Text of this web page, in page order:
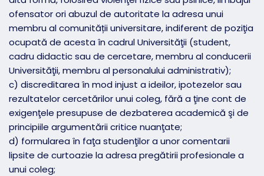
ofensator ori abuzul de autoritate la adresa unui
membru al comunității universitare, indiferent de poziţia
ocupată de acesta în cadrul Universităţii (student,
cadru didactic sau de cercetare, membru al conducerii
Universităţii, membru al personalului administrativ);
c) discreditarea în mod injust a ideilor, ipotezelor sau
rezultatelor cercetărilor unui coleg, fără a ţine cont de
exigenţele presupuse de dezbaterea academică şi de
principiile argumentării critice nuanţate;
d) formularea în faţa studenţilor a unor comentarii
lipsite de curtoazie la adresa pregătirii profesionale a
unui coleg;